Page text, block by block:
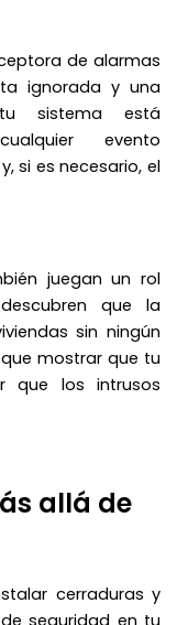
de alarmas
ignorada y una
sistema está
evento
si es necesario, el
juegan un rol
que la
sin ningún
mostrar que tu
que los intrusos
allá de
cerraduras y
seguridad en tu